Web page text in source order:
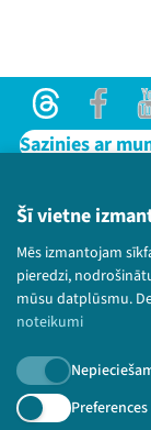
Šī vietne
Mēs izmantojam
pieredzi,
mūsu datplūsmu.
noteikumi
Preferences
Threads
Sazinies ar
Lietošanas
Bērnu
© 2026 Sarunu
paturētas.
Piesakies